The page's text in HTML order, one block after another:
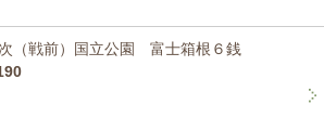
（戦前）国立公園 富士箱根６銭